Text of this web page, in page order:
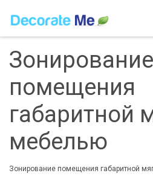
Зонирование
помещения
габаритной
мебелью
Зонирование помещения габаритной